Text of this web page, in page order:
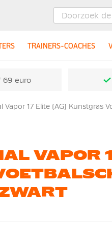
TRAINERS-COACHES
69 euro
Vapor 17 Elite (AG) Kunstgras
VAPOR